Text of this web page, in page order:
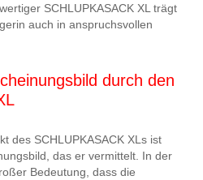
SCHLUPKASACK XL trägt
auch in anspruchsvollen
durch den
des SCHLUPKASACK XLs ist
das er vermittelt. In der
Bedeutung, dass die